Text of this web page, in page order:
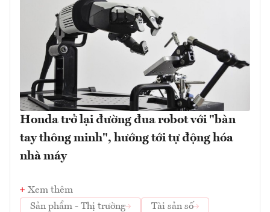
Honda trở lại đường đua robot với "bàn
tay thông minh", hướng tới tự động hóa
nhà máy
Xem thêm
Sản phẩm - Thị trường
Tài sản số